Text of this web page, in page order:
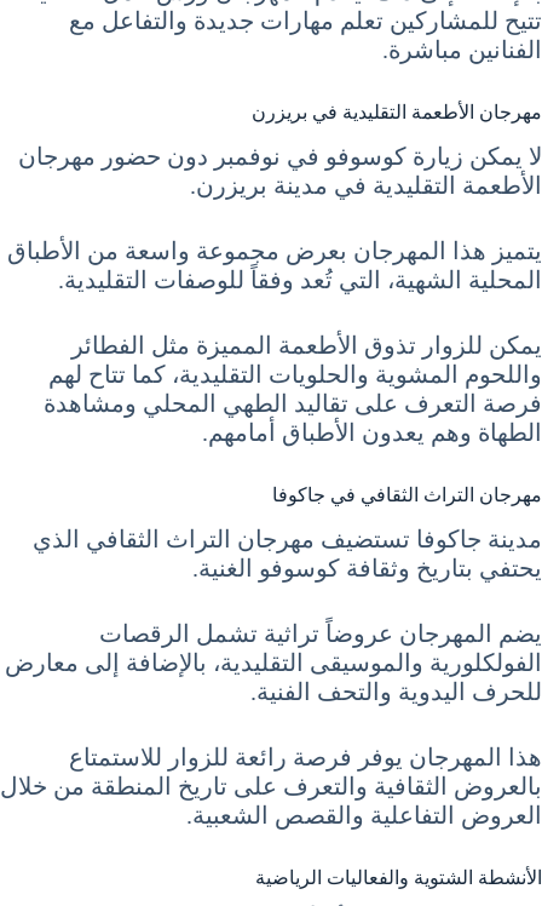
تتيح للمشاركين تعلم مهارات جديدة والتفاعل مع
الفنانين مباشرة.
مهرجان الأطعمة التقليدية في بريزرن
لا يمكن زيارة كوسوفو في نوفمبر دون حضور مهرجان
الأطعمة التقليدية في مدينة بريزرن.
يتميز هذا المهرجان بعرض مجموعة واسعة من الأطباق
المحلية الشهية، التي تُعد وفقاً للوصفات التقليدية.
يمكن للزوار تذوق الأطعمة المميزة مثل الفطائر
واللحوم المشوية والحلويات التقليدية، كما تتاح لهم
فرصة التعرف على تقاليد الطهي المحلي ومشاهدة
الطهاة وهم يعدون الأطباق أمامهم.
مهرجان التراث الثقافي في جاكوفا
مدينة جاكوفا تستضيف مهرجان التراث الثقافي الذي
يحتفي بتاريخ وثقافة كوسوفو الغنية.
يضم المهرجان عروضاً تراثية تشمل الرقصات
الفولكلورية والموسيقى التقليدية، بالإضافة إلى معارض
للحرف اليدوية والتحف الفنية.
هذا المهرجان يوفر فرصة رائعة للزوار للاستمتاع
بالعروض الثقافية والتعرف على تاريخ المنطقة من خلال
العروض التفاعلية والقصص الشعبية.
الأنشطة الشتوية والفعاليات الرياضية